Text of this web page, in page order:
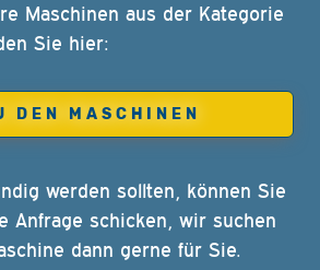
Maschinen aus der Kategorie
Sie hier:
DEN MASCHINEN
werden sollten, können Sie
Anfrage schicken, wir suchen
dann gerne für Sie.